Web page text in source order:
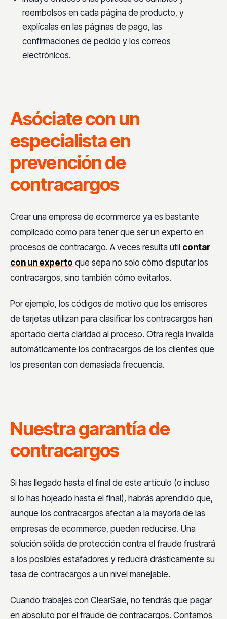
reembolsos en cada página de producto, y
explícalas en las páginas de pago, las
confirmaciones de pedido y los correos
electrónicos.
Asóciate con un
especialista en
prevención de
contracargos
Crear una empresa de ecommerce ya es bastante
complicado como para tener que ser un experto en
procesos de contracargo. A veces resulta útil contar
con un experto que sepa no solo cómo disputar los
contracargos, sino también cómo evitarlos.
Por ejemplo, los códigos de motivo que los emisores
de tarjetas utilizan para clasificar los contracargos han
aportado cierta claridad al proceso. Otra regla invalida
automáticamente los contracargos de los clientes que
los presentan con demasiada frecuencia.
Nuestra garantía de
contracargos
Si has llegado hasta el final de este artículo (o incluso
si lo has hojeado hasta el final), habrás aprendido que,
aunque los contracargos afectan a la mayoría de las
empresas de ecommerce, pueden reducirse. Una
solución sólida de protección contra el fraude frustrará
a los posibles estafadores y reducirá drásticamente su
tasa de contracargos a un nivel manejable.
Cuando trabajes con ClearSale, no tendrás que pagar
en absoluto por el fraude de contracargos. Contamos